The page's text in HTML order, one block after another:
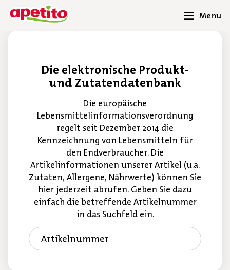
Menu
Die elektronische Produkt-
und Zutatendatenbank
Die europäische
Lebensmittelinformationsverordnung
regelt seit Dezember 2014 die
Kennzeichnung von Lebensmitteln für
den Endverbraucher. Die
Artikelinformationen unserer Artikel (u.a.
Zutaten, Allergene, Nährwerte) können Sie
hier jederzeit abrufen. Geben Sie dazu
einfach die betreffende Artikelnummer
in das Suchfeld ein.
Artikelnummer